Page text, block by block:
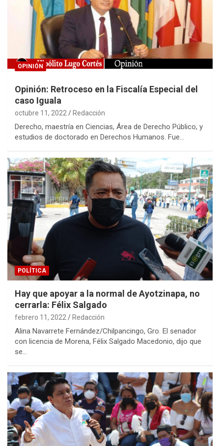
OPINIÓN
Opinión: Retroceso en la Fiscalía Especial del
caso Iguala
octubre 11, 2022 Redacción
Derecho, maestría en Ciencias, Área de Derecho Público, y
estudios de doctorado en Derechos Humanos. Fue…
POLÍTICA
Hay que apoyar a la normal de Ayotzinapa, no
cerrarla: Félix Salgado
febrero 11, 2022 Redacción
Alina Navarrete Fernández/Chilpancingo, Gro. El senador
con licencia de Morena, Félix Salgado Macedonio, dijo que
se…